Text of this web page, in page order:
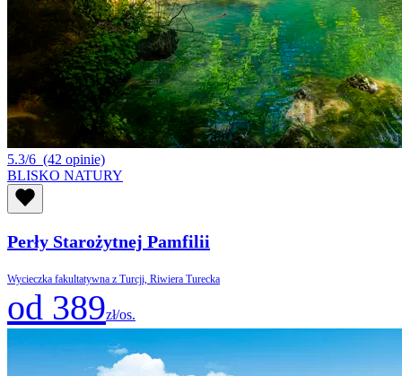
5.3/6 (42 opinie)
BLISKO NATURY
Perły Starożytnej Pamfilii
Wycieczka fakultatywna z Turcji, Riwiera Turecka
od 389zł/os.